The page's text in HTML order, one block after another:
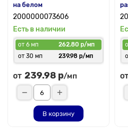
на белом
2000000073606
Есть в наличии
от 6 мп
262.80 р/мп
от 30 мп
239.98 р/мп
от 239.98 р/мп
В корзину